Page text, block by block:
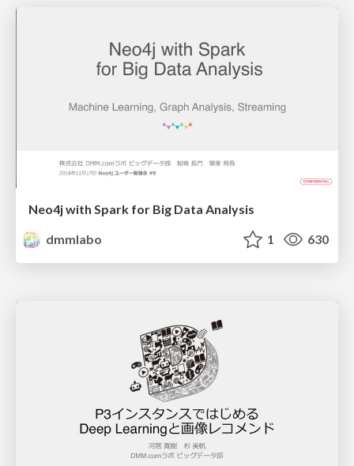
Neo4j with Spark for Big Data Analysis
dmmlabo
1 630